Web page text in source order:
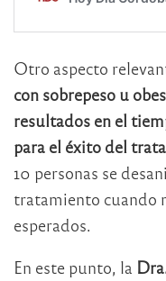
Otro aspecto
con sobrepeso u
resultados en el
para el éxito del
10 personas se
tratamiento cuando
esperados.
En este punto, la